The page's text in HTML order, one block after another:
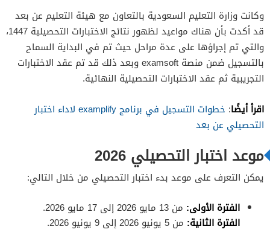
وكانت وزارة التعليم السعودية بالتعاون مع هيئة التعليم عن بعد
قد أكدت بأن هناك مواعيد لظهور نتائج الاختبارات التحصيلية 1447،
والتي تم إجراؤها على عدة مراحل حيث تم في البداية السماح
بالتسجيل ضمن منصة examsoft وبعد ذلك قد تم عقد الاختبارات
التجريبية ثم عقد الاختبارات التحصيلية النهائية.
اقرأ أيضًا:
خطوات التسجيل في برنامج examplify لاداء اختبار
التحصيلي عن بعد
موعد اختبار التحصيلي 2026
يمكن التعرف على موعد بدء اختبار التحصيلي من خلال التالي:
الفترة الأولى: من 13 مايو 2026 إلى 17 مايو 2026.
الفترة الثانية: من 5 يونيو 2026 إلى 9 يونيو 2026.